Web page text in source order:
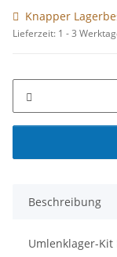
Knapper
Lieferzeit: 1 - 3
Beschreibung
Umlenklager-Kit